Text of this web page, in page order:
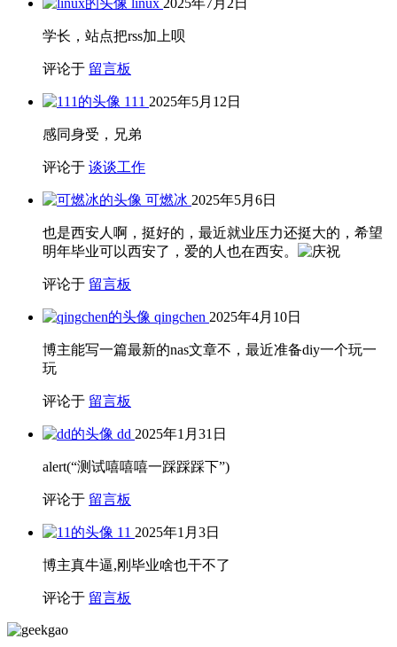
linux 2025年7月2日
学长，站点把rss加上呗
评论于 留言板
111 2025年5月12日
感同身受，兄弟
评论于 谈谈工作
可燃冰 2025年5月6日
也是西安人啊，挺好的，最近就业压力还挺大的，希望
明年毕业可以西安了，爱的人也在西安。
评论于 留言板
qingchen 2025年4月10日
博主能写一篇最新的nas文章不，最近准备diy一个玩一
玩
评论于 留言板
dd 2025年1月31日
alert(“测试嘻嘻嘻一踩踩踩下”)
评论于 留言板
11 2025年1月3日
博主真牛逼,刚毕业啥也干不了
评论于 留言板